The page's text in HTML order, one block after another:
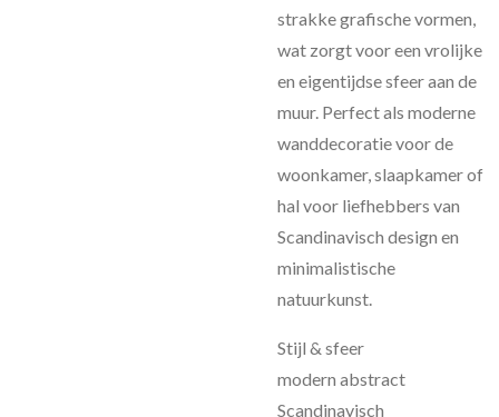
strakke grafische vormen,
wat zorgt voor een vrolijke
en eigentijdse sfeer aan de
muur. Perfect als moderne
wanddecoratie voor de
woonkamer, slaapkamer of
hal voor liefhebbers van
Scandinavisch design en
minimalistische
natuurkunst.
Stijl & sfeer
modern abstract
Scandinavisch